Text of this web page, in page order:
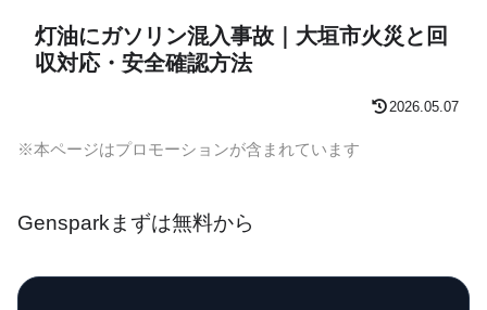
灯油にガソリン混入事故｜大垣市火災と回
収対応・安全確認方法
2026.05.07
※本ページはプロモーションが含まれています
Gensparkまずは無料から